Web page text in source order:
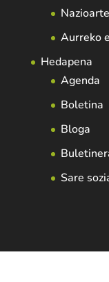
Aurreko
Hedapena
Agenda
Boletina
Bloga
Sare